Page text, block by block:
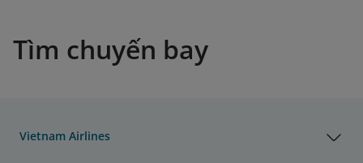
Tìm chuyến bay
Vietnam Airlines